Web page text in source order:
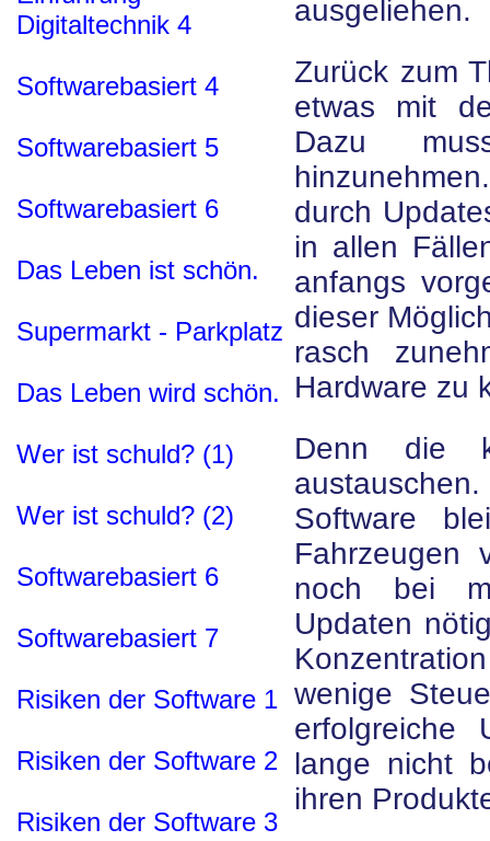
Digitaltechnik 4
Softwarebasiert 4
Softwarebasiert 5
Softwarebasiert 6
Das Leben ist schön.
Supermarkt - Parkplatz
Das Leben wird schön.
Wer ist schuld? (1)
Wer ist schuld? (2)
Softwarebasiert 6
Softwarebasiert 7
Risiken der Software 1
Risiken der Software 2
Risiken der Software 3
ausgeliehen.
Zurück zum
etwas mit
Dazu
durch
in allen
anfangs
dieser
rasch
Hardware zu
Denn die
Software
Fahrzeugen
noch bei
Updaten
wenige
erfolgreiche
lange nicht
ihren